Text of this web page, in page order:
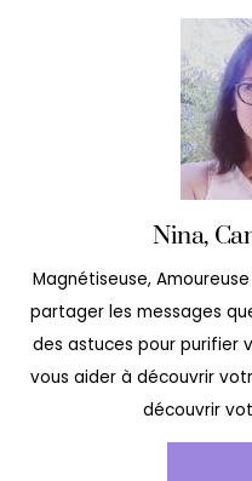
Nina,
Magnétiseuse,
partager les messages
des astuces pour purifier
vous aider à découvrir
découvrir